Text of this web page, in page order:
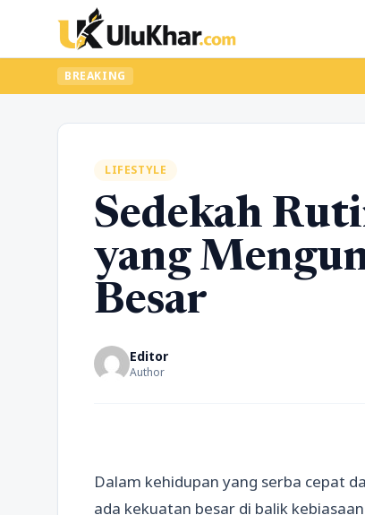
BREAKING
LIFESTYLE
Sedekah
yang
Besar
Editor
Author
Dalam kehidupan yang serba cepat
ada kekuatan besar di balik